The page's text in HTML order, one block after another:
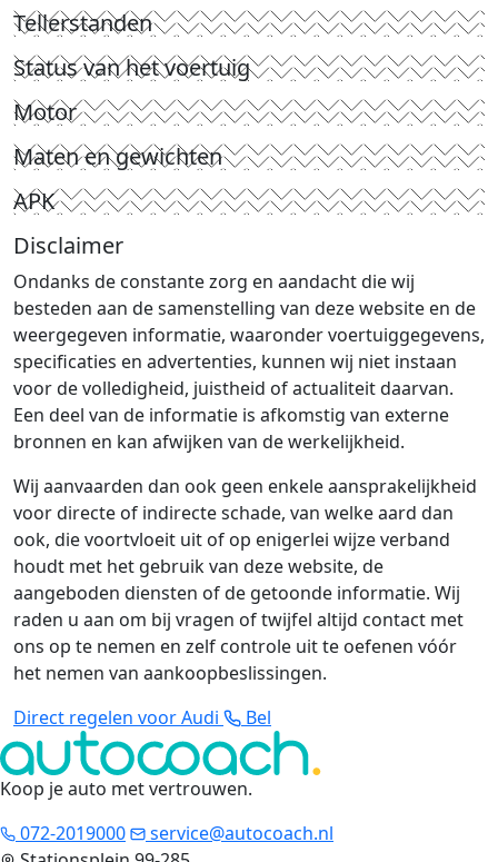
Tellerstanden
Status van het voertuig
Motor
Maten en gewichten
APK
Disclaimer
Ondanks de constante zorg en aandacht die wij
besteden aan de samenstelling van deze website en de
weergegeven informatie, waaronder voertuiggegevens,
specificaties en advertenties, kunnen wij niet instaan
voor de volledigheid, juistheid of actualiteit daarvan.
Een deel van de informatie is afkomstig van externe
bronnen en kan afwijken van de werkelijkheid.
Wij aanvaarden dan ook geen enkele aansprakelijkheid
voor directe of indirecte schade, van welke aard dan
ook, die voortvloeit uit of op enigerlei wijze verband
houdt met het gebruik van deze website, de
aangeboden diensten of de getoonde informatie. Wij
raden u aan om bij vragen of twijfel altijd contact met
ons op te nemen en zelf controle uit te oefenen vóór
het nemen van aankoopbeslissingen.
Direct regelen voor Audi
Bel
Koop je auto met vertrouwen.
072-2019000
service@autocoach.nl